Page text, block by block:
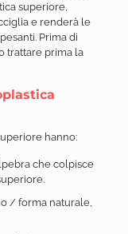
superiore,
e renderà le
Prima di
trattare prima la
hanno:
che colpisce
/ forma naturale,